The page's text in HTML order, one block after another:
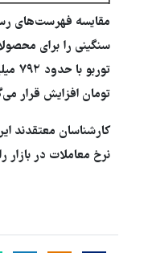
سنگینی را برای
تومان افزایش قرار
کارشناسان معتقدند
نرخ معاملات در بازار